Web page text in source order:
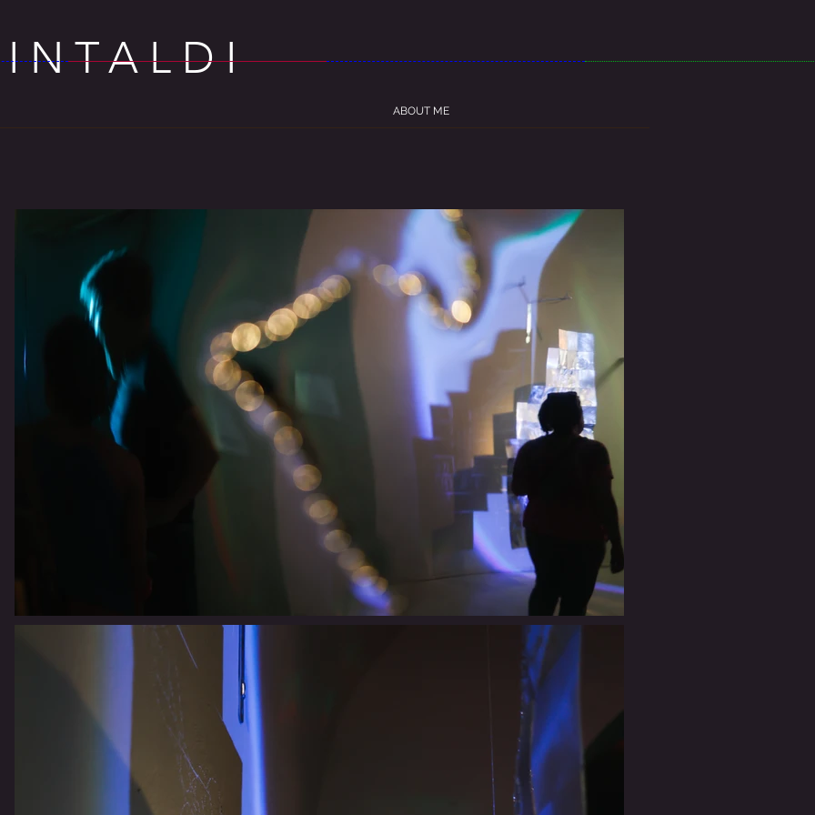
ABOUT ME